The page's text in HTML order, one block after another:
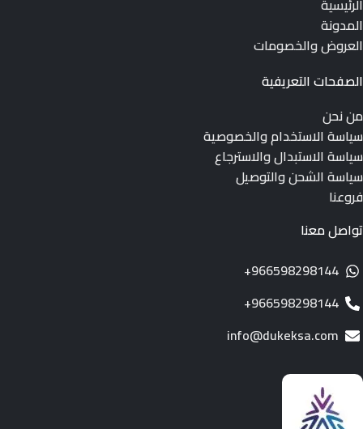
الرئيسية
المدونة
العروض والخصومات
الصفحات التعريفية
من نحن
سياسة الاستخدام والخصوصية
سياسة الاستبدال والاسترجاع
سياسة الشحن والتوصيل
فروعنا
تواصل معنا
966598298144+
966598298144+
info@dukeksa.com